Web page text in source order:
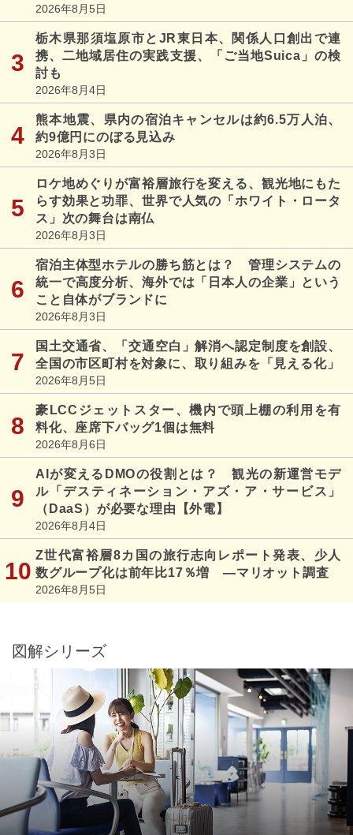
2026年8月5日
栃木県那須塩原市とJR東日本、関係人口創出で連
携、二地域居住の実践支援、「ご当地Suica」の検
討も
2026年8月4日
熊本地震、県内の宿泊キャンセルは約6.5万人泊、
約9億円にのぼる見込み
2026年8月3日
ロケ地めぐりが富裕層旅行を変える、観光地にもた
らす効果と功罪、世界で人気の「ホワイト・ロータ
ス」次の舞台は南仏
2026年8月3日
宿泊主体型ホテルの勝ち筋とは？ 管理システムの
統一で高度分析、海外では「日本人の企業」という
こと自体がブランドに
2026年8月3日
国土交通省、「交通空白」解消へ認定制度を創設、
全国の市区町村を対象に、取り組みを「見える化」
2026年8月5日
豪LCCジェットスター、機内で頭上棚の利用を有
料化、座席下バッグ1個は無料
2026年8月6日
AIが変えるDMOの役割とは？ 観光の新運営モデ
ル「デスティネーション・アズ・ア・サービス」
（DaaS）が必要な理由【外電】
2026年8月4日
Z世代富裕層8カ国の旅行志向レポート発表、少人
数グループ化は前年比17％増 ―マリオット調査
2026年8月5日
図解シリーズ